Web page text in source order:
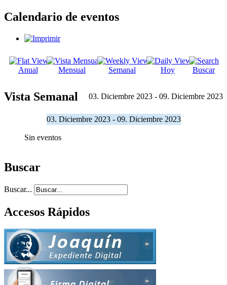
Calendario de eventos
Anual Mensual Semanal Hoy Buscar
Vista Semanal 03. Diciembre 2023 - 09. Diciembre 2023
03. Diciembre 2023 - 09. Diciembre 2023
Sin eventos
Buscar
Buscar...
Accesos Rápidos